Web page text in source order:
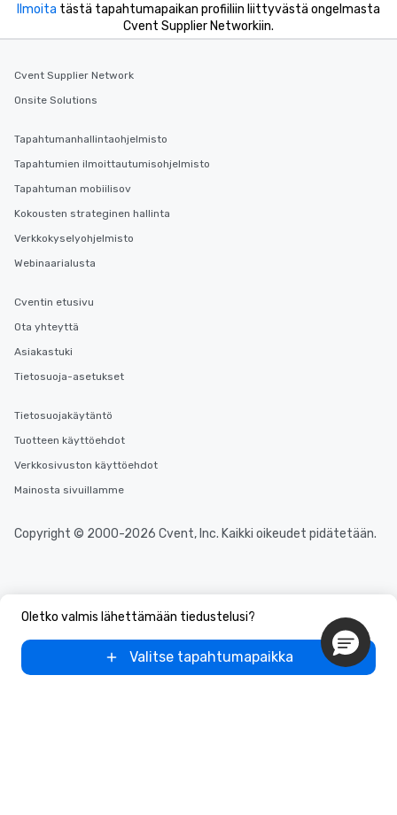
Oletko valmis lähettämään tiedustelusi?
Valitse tapahtumapaikka
Ilmoita tästä tapahtumapaikan profiiliin liittyvästä ongelmasta
Cvent Supplier Networkiin.
Cvent Supplier Network
Onsite Solutions
Tapahtumanhallintaohjelmisto
Tapahtumien ilmoittautumisohjelmisto
Tapahtuman mobiilisov
Kokousten strateginen hallinta
Verkkokyselyohjelmisto
Webinaarialusta
Cventin etusivu
Ota yhteyttä
Asiakastuki
Tietosuoja-asetukset
Tietosuojakäytäntö
Tuotteen käyttöehdot
Verkkosivuston käyttöehdot
Mainosta sivuillamme
Copyright © 2000-2026 Cvent, Inc. Kaikki oikeudet pidätetään.